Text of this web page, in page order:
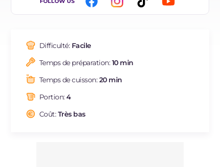
BR
ES
NL
Difficulté: Facile
Temps de préparation:10 min
Temps de cuisson:20 min
Portion:4
Coût:Très bas